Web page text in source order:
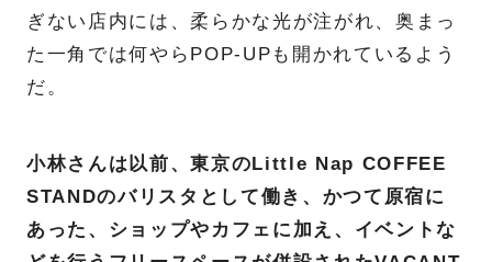
ぎない店内には、柔らかな光が注がれ、奥まっ
た一角では何やらPOP-UPも開かれているよう
だ。
小林さんは以前、東京のLittle Nap COFFEE
STANDのバリスタとして働き、かつて原宿に
あった、ショップやカフェに加え、イベントな